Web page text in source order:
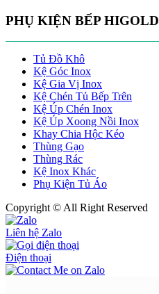
PHỤ KIỆN BẾP HIGOLD
Tủ Đồ Khô
Kệ Góc Inox
Kệ Gia Vị Inox
Kệ Chén Tủ Bếp Trên
Kệ Úp Chén Inox
Kệ Úp Xoong Nồi Inox
Khay Chia Hộc Kéo
Thùng Gạo
Thùng Rác
Kệ Inox Khác
Phụ Kiện Tủ Áo
Copyright © All Right Reserved
Liên hệ Zalo
Điện thoại